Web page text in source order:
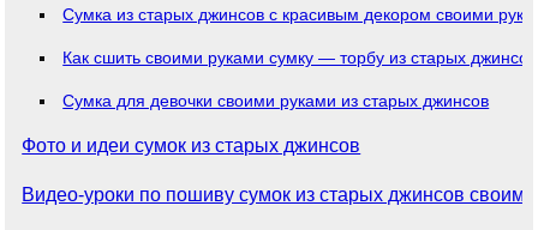
Сумка из старых джинсов с красивым декором своими
Как сшить своими руками сумку — торбу из старых джинсов
Сумка для девочки своими руками из старых джинсов
Фото и идеи сумок из старых джинсов
Видео-уроки по пошиву сумок из старых джинсов